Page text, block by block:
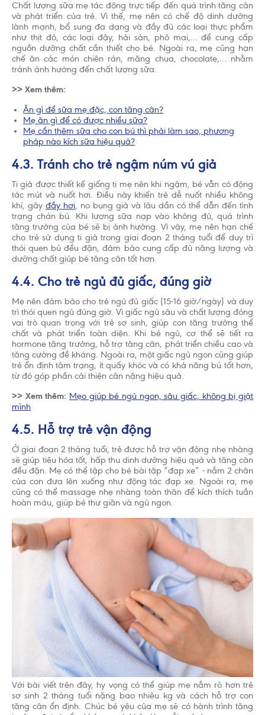
Chất lượng sữa mẹ tác động trực tiếp đến quá trình tăng cân
và phát triển của trẻ. Vì thế, mẹ nên có chế độ dinh dưỡng
lành mạnh, bổ sung đa dạng và đầy đủ các loại thực phẩm
như thịt đỏ, các loại đậy, hải sản, phô mai,... để cung cấp
nguồn dưỡng chất cần thiết cho bé. Ngoài ra, mẹ cũng hạn
chế ăn các món chiên rán, măng chua, chocolate,... nhằm
tránh ảnh hưởng đến chất lượng sữa.
>> Xem thêm:
Ăn gì để sữa mẹ đặc, con tăng cân?
Mẹ ăn gì để có được nhiều sữa?
Mẹ cần thêm sữa cho con bú thì phải làm sao, phương
pháp nào kích sữa hiệu quả?
4.3. Tránh cho trẻ ngậm núm vú giả
Ti giả được thiết kế giống ti mẹ nên khi ngậm, bé vẫn có động
tác mút và nuốt hơi. Điều này khiến trẻ dễ nuốt nhiều không
khí, gây đầy hơi, no bụng giả và lâu dần có thể dẫn đến tình
trạng chán bú. Khi lượng sữa nạp vào không đủ, quá trình
tăng trưởng của bé sẽ bị ảnh hưởng. Vì vậy, mẹ nên hạn chế
cho trẻ sử dụng ti giả trong giai đoạn 2 tháng tuổi để duy trì
thói quen bú đều đặn, đảm bảo cung cấp đủ năng lượng và
dưỡng chất giúp bé tăng cân tốt hơn.
4.4. Cho trẻ ngủ đủ giấc, đúng giờ
Mẹ nên đảm bảo cho trẻ ngủ đủ giấc (15-16 giờ/ngày) và duy
trì thói quen ngủ đúng giờ. Vì giấc ngủ sâu và chất lượng đóng
vai trò quan trọng với trẻ sơ sinh, giúp con tăng trưởng thể
chất và phát triển toàn diện. Khi bé ngủ, cơ thể sẽ tiết ra
hormone tăng trưởng, hỗ trợ tăng cân, phát triển chiều cao và
tăng cường đề kháng. Ngoài ra, một giấc ngủ ngon cũng giúp
trẻ ổn định tâm trạng, ít quấy khóc và có khả năng bú tốt hơn,
từ đó góp phần cải thiện cân nặng hiệu quả.
>> Xem thêm: Mẹo giúp bé ngủ ngon, sâu giấc, không bị giật
mình
4.5. Hỗ trợ trẻ vận động
Ở giai đoạn 2 tháng tuổi, trẻ được hỗ trợ vận động nhẹ nhàng
sẽ giúp tiêu hóa tốt, hấp thu dinh dưỡng hiệu quả và tăng cân
đều đặn. Mẹ có thể tập cho bé bài tập “đạp xe” - nắm 2 chân
của con đưa lên xuống như động tác đạp xe. Ngoài ra, mẹ
cũng có thể massage nhẹ nhàng toàn thân để kích thích tuần
hoàn máu, giúp bé thư giãn và ngủ ngon.
Với bài viết trên đây, hy vọng có thể giúp mẹ nắm rõ hơn trẻ
sơ sinh 2 tháng tuổi nặng bao nhiêu kg và cách hỗ trợ con
tăng cân ổn định. Chúc bé yêu của mẹ sẽ có hành trình tăng